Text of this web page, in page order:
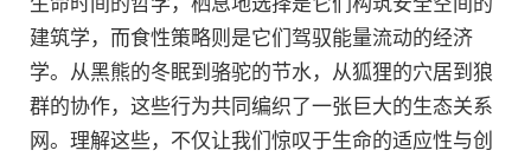
建筑学，而食性策略则是它们驾驭能量流动的经济
学。从黑熊的冬眠到骆驼的节水，从狐狸的穴居到狼
群的协作，这些行为共同编织了一张巨大的生态关系
网。理解这些，不仅让我们惊叹于生命的适应性与创